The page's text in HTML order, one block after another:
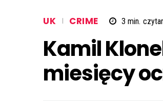
UK CRIME 3 min.
Kamil
miesięcy